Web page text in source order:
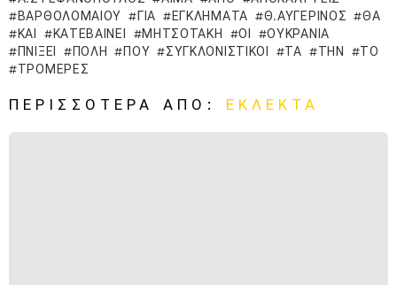
ΒΑΡΘΟΛΟΜΑΊΟΥ
ΓΙΑ ΕΓΚΛΉΜΑΤΑ Θ.ΑΥΓΕΡΙΝΌΣ
ΘΑ
ΚΑΙ
ΚΑΤΕΒΑΊΝΕΙ ΜΗΤΣΟΤΆΚΗ ΟΙ
ΟΥΚΡΑΝΊΑ
ΠΝΊΞΕΙ
ΠΌΛΗ ΠΟΥ ΣΥΓΚΛΟΝΙΣΤΙΚΟΊ ΤΑ ΤΗΝ
ΤΟ
ΤΡΟΜΕΡΈΣ
ΠΕΡΙΣΣΌΤΕΡΑ ΑΠΌ: ΕΚΛΕΚΤΆ